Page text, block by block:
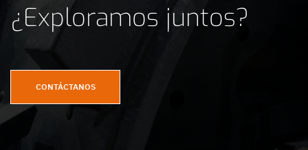
¿Exploramos juntos?
CONTÁCTANOS